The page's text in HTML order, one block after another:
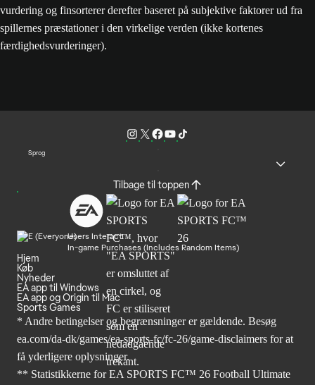
vurdering og finsorterer derefter baseret på subjektive faktorer ud fra
spillernes præstationer i den virkelige verden (ikke kortenes
færdighedsvurderinger).
Sprog
Tilbage til toppen
Users Interact
In-game Purchases (Includes Random Items)
Hjem
Køb
Nyheder
EA app til Windows
EA app og Origin til Mac
Sports Games
* Andre betingelser og begrænsninger er gældende. Besøg
ea.com/da-dk/games/ea-sports-fc/fc-26/game-disclaimers for at
få yderligere oplysninger.
** Statistikkerne for EA SPORTS FC™ 26 Football Ultimate